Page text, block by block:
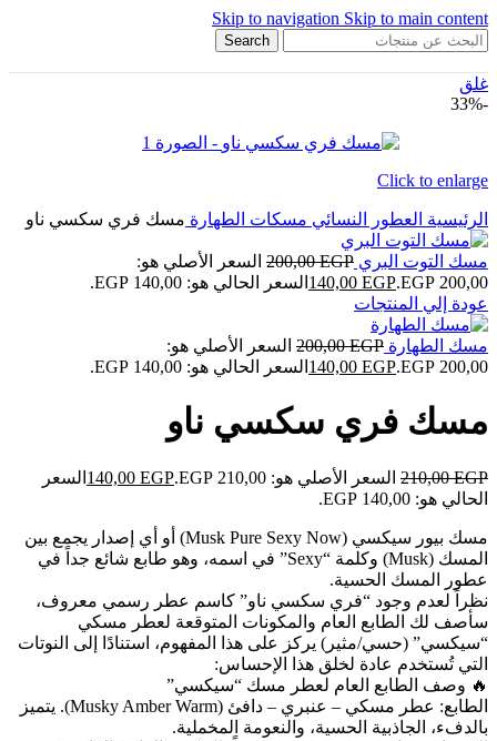
Skip to navigation Skip to main content
Search
غلق
-33%
Click to enlarge
الرئيسية العطور النسائي مسكات الطهارة مسك فري سكسي ناو
مسك التوت البري 200,00EGP
السعر الأصلي هو:
200,00 EGP.
140,00 EGP
السعر الحالي هو: 140,00 EGP.
عودة إلي المنتجات
مسك الطهارة 200,00EGP
السعر الأصلي هو:
200,00 EGP.
140,00 EGP السعر الحالي هو: 140,00 EGP.
مسك فري سكسي ناو
210,00EGP السعر الأصلي هو: 210,00 EGP. 140,00 EGP
السعر
الحالي هو: 140,00 EGP.
مسك بيور سيكسي (Musk Pure Sexy Now) أو أي إصدار يجمع بين
المسك (Musk) وكلمة “Sexy” في اسمه، وهو طابع شائع جداً في
عطور المسك الحسية.
نظراً لعدم وجود “فري سكسي ناو” كاسم عطر رسمي معروف،
سأصف لك الطابع العام والمكونات المتوقعة لعطر مسكي
“سيكسي” (حسي/مثير) يركز على هذا المفهوم، استنادًا إلى النوتات
التي تُستخدم عادة لخلق هذا الإحساس:
🔥 وصف الطابع العام لعطر مسك “سيكسي”
الطابع: عطر مسكي – عنبري – دافئ (Musky Amber Warm). يتميز
بالدفء، الجاذبية الحسية، والنعومة المخملية.